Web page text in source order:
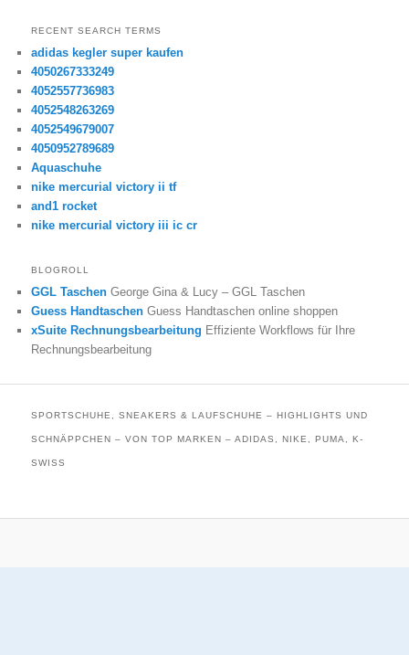
RECENT SEARCH TERMS
adidas kegler super kaufen
4050267333249
4052557736983
4052548263269
4052549679007
4050952789689
Aquaschuhe
nike mercurial victory ii tf
and1 rocket
nike mercurial victory iii ic cr
BLOGROLL
GGL Taschen George Gina & Lucy – GGL Taschen
Guess Handtaschen Guess Handtaschen online shoppen
xSuite Rechnungsbearbeitung Effiziente Workflows für Ihre
Rechnungsbearbeitung
SPORTSCHUHE, SNEAKERS & LAUFSCHUHE – HIGHLIGHTS UND
SCHNÄPPCHEN – VON TOP MARKEN – ADIDAS, NIKE, PUMA, K-
SWISS